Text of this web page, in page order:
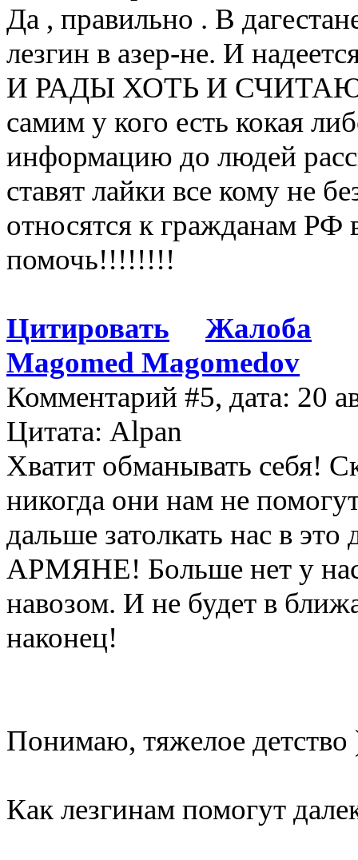
Да , правильно . В
лезгин в азер-не. И
И РАДЫ ХОТЬ И
самим у кого есть кокая
информацию до людей
ставят лайки все кому не
относятся к гражданам РФ
помочь!!!!!!!!
Цитировать
Жалоба
Magomed Magomedov
Комментарий #5, дата: 20
Цитата: Alpan
Хватит обманывать себя!
никогда они нам не
дальше затолкать нас в
АРМЯНЕ! Больше нет у нас
навозом. И не будет в
наконец!
Понимаю, тяжелое детство
Как лезгинам помогут